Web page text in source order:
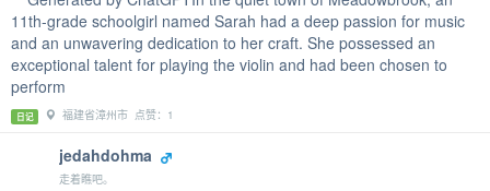
11th-grade schoolgirl named Sarah had a deep passion for music
and an unwavering dedication to her craft. She possessed an
exceptional talent for playing the violin and had been chosen to
perform
日记 福建省漳州市 点赞：1
jedahdohma
走着瞧吧。